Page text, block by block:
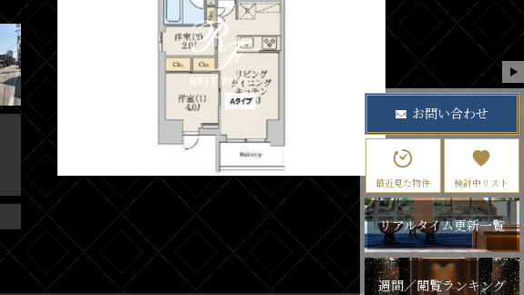
お問い合わせ
最近見た物件 検討中リスト
リアルタイム更新一覧
週間／閲覧ランキング